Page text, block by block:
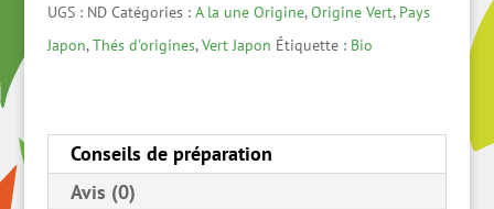
2026
UGS : ND Catégories : A la une Origine,Origine Vert, Pays
Japon,Thés d'origines,Vert Japon Étiquette : Bio
Conseils de préparation
Avis (0)